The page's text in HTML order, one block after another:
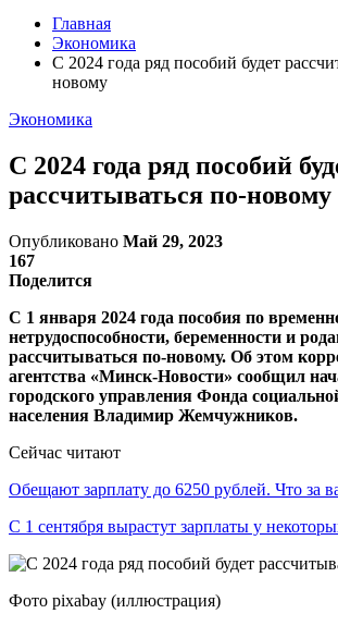
Главная
Экономика
С 2024 года ряд пособий будет
новому
Экономика
С 2024 года ряд пособий
рассчитываться по-новому
Опубликовано Май 29, 2023
167
Поделится
С 1 января 2024 года пособия по
нетрудоспособности, беременности и
рассчитываться по-новому. Об этом
агентства «Минск-Новости» сообщил
городского управления Фонда
населения Владимир Жемчужников.
Сейчас читают
Обещают зарплату до 6250 рублей. Что за
С 1 сентября вырастут зарплаты у
Фото pixabay (иллюстрация)